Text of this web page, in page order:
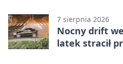
7 sierpnia 2026
Nocny drift
latek stracił